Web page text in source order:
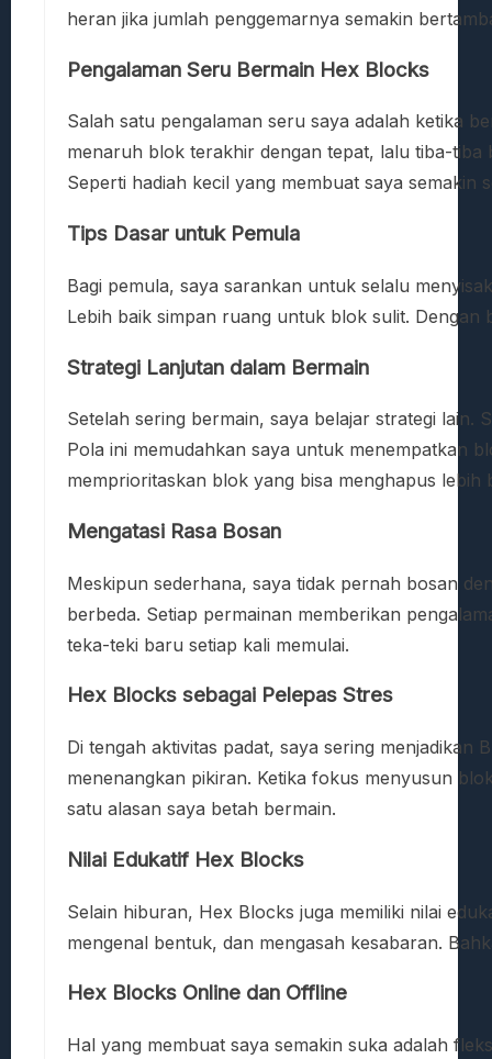
heran jika jumlah penggemarnya semakin
Pengalaman Seru Bermain Hex Blocks
Salah satu pengalaman seru saya adalah ketika
menaruh blok terakhir dengan tepat, lalu tiba-tiba
Seperti hadiah kecil yang membuat saya semakin
Tips Dasar untuk Pemula
Bagi pemula, saya sarankan untuk selalu
Lebih baik simpan ruang untuk blok sulit. Dengan
Strategi Lanjutan dalam Bermain
Setelah sering bermain, saya belajar strategi lain.
Pola ini memudahkan saya untuk menempatkan
memprioritaskan blok yang bisa menghapus lebih
Mengatasi Rasa Bosan
Meskipun sederhana, saya tidak pernah bosan
berbeda. Setiap permainan memberikan
teka-teki baru setiap kali memulai.
Hex Blocks sebagai Pelepas Stres
Di tengah aktivitas padat, saya sering menjadikan
menenangkan pikiran. Ketika fokus menyusun
satu alasan saya betah bermain.
Nilai Edukatif Hex Blocks
Selain hiburan, Hex Blocks juga memiliki nilai
mengenal bentuk, dan mengasah kesabaran.
Hex Blocks Online dan Offline
Hal yang membuat saya semakin suka adalah